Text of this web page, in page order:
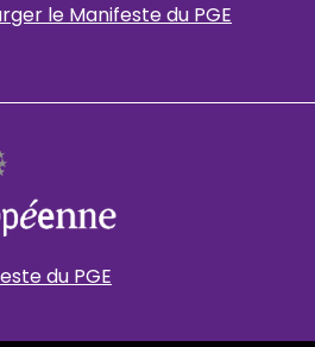
le Manifeste du PGE
du PGE